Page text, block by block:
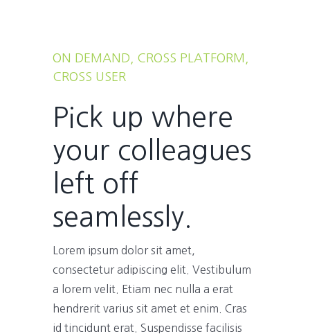
ON DEMAND, CROSS PLATFORM,
CROSS USER
Pick up where
your colleagues
left off
seamlessly.
Lorem ipsum dolor sit amet,
consectetur adipiscing elit. Vestibulum
a lorem velit. Etiam nec nulla a erat
hendrerit varius sit amet et enim. Cras
id tincidunt erat. Suspendisse facilisis